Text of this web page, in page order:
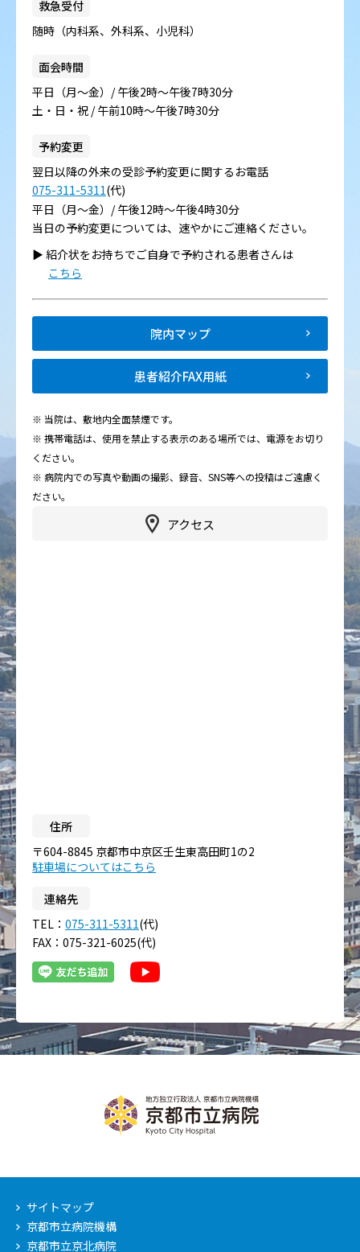
アクセス
住所
〒604-8845 京都市中京区壬生東高田町1の2
駐車場についてはこちら
連絡先
TEL： 075-311-5311(代)
FAX：075-321-6025(代)
救急受付
随時（内科系、外科系、小児科）
面会時間
平日（月～金）/ 午後2時～午後7時30分
土・日・祝 / 午前10時～午後7時30分
予約変更
翌日以降の外来の受診予約変更に関するお電話
075-311-5311(代)
平日（月～金）/ 午後12時～午後4時30分
当日の予約変更については、速やかにご連絡ください。
▶︎ 紹介状をお持ちでご自身で予約される患者さんは
こちら
院内マップ
患者紹介FAX用紙
※ 当院は、敷地内全面禁煙です。
※ 携帯電話は、使用を禁止する表示のある場所では、電源をお切り
ください。
※ 病院内での写真や動画の撮影、録音、SNS等への投稿はご遠慮く
ださい。
サイトマップ
京都市立病院機構
京都市立京北病院